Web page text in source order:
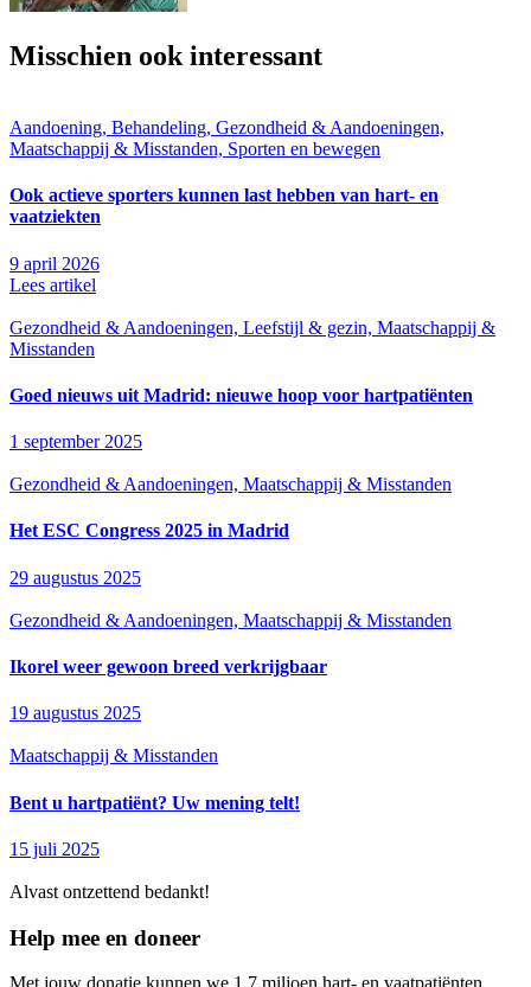
Misschien ook interessant
Aandoening, Behandeling, Gezondheid & Aandoeningen,
Maatschappij & Misstanden, Sporten en bewegen
Ook actieve sporters kunnen last hebben van hart- en
vaatziekten
9 april 2026
Lees artikel
Gezondheid & Aandoeningen, Leefstijl & gezin, Maatschappij &
Misstanden
Goed nieuws uit Madrid: nieuwe hoop voor hartpatiënten
1 september 2025
Gezondheid & Aandoeningen, Maatschappij & Misstanden
Het ESC Congress 2025 in Madrid
29 augustus 2025
Gezondheid & Aandoeningen, Maatschappij & Misstanden
Ikorel weer gewoon breed verkrijgbaar
19 augustus 2025
Maatschappij & Misstanden
Bent u hartpatiënt? Uw mening telt!
15 juli 2025
Alvast ontzettend bedankt!
Help mee en doneer